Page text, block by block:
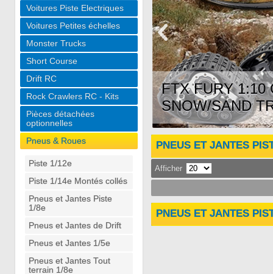
Voitures Piste Electriques
Voitures Petites échelles
Monster Trucks
Short Course
Drift RC
Rock Crawlers RC - Kits
Pièces détachées
optionnelles
Pneus & Roues
Piste 1/12e
Piste 1/14e Montés collés
Pneus et Jantes Piste
1/8e
Pneus et Jantes de Drift
Pneus et Jantes 1/5e
Pneus et Jantes Tout
terrain 1/8e
FTX FURY 1:10
SNOW/SAND
PNEUS ET JANTES
Afficher
PNEUS ET JANTES